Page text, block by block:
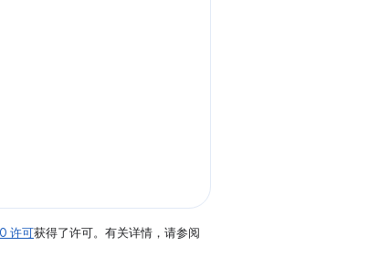
许可获得了许可。有关详情，请参阅